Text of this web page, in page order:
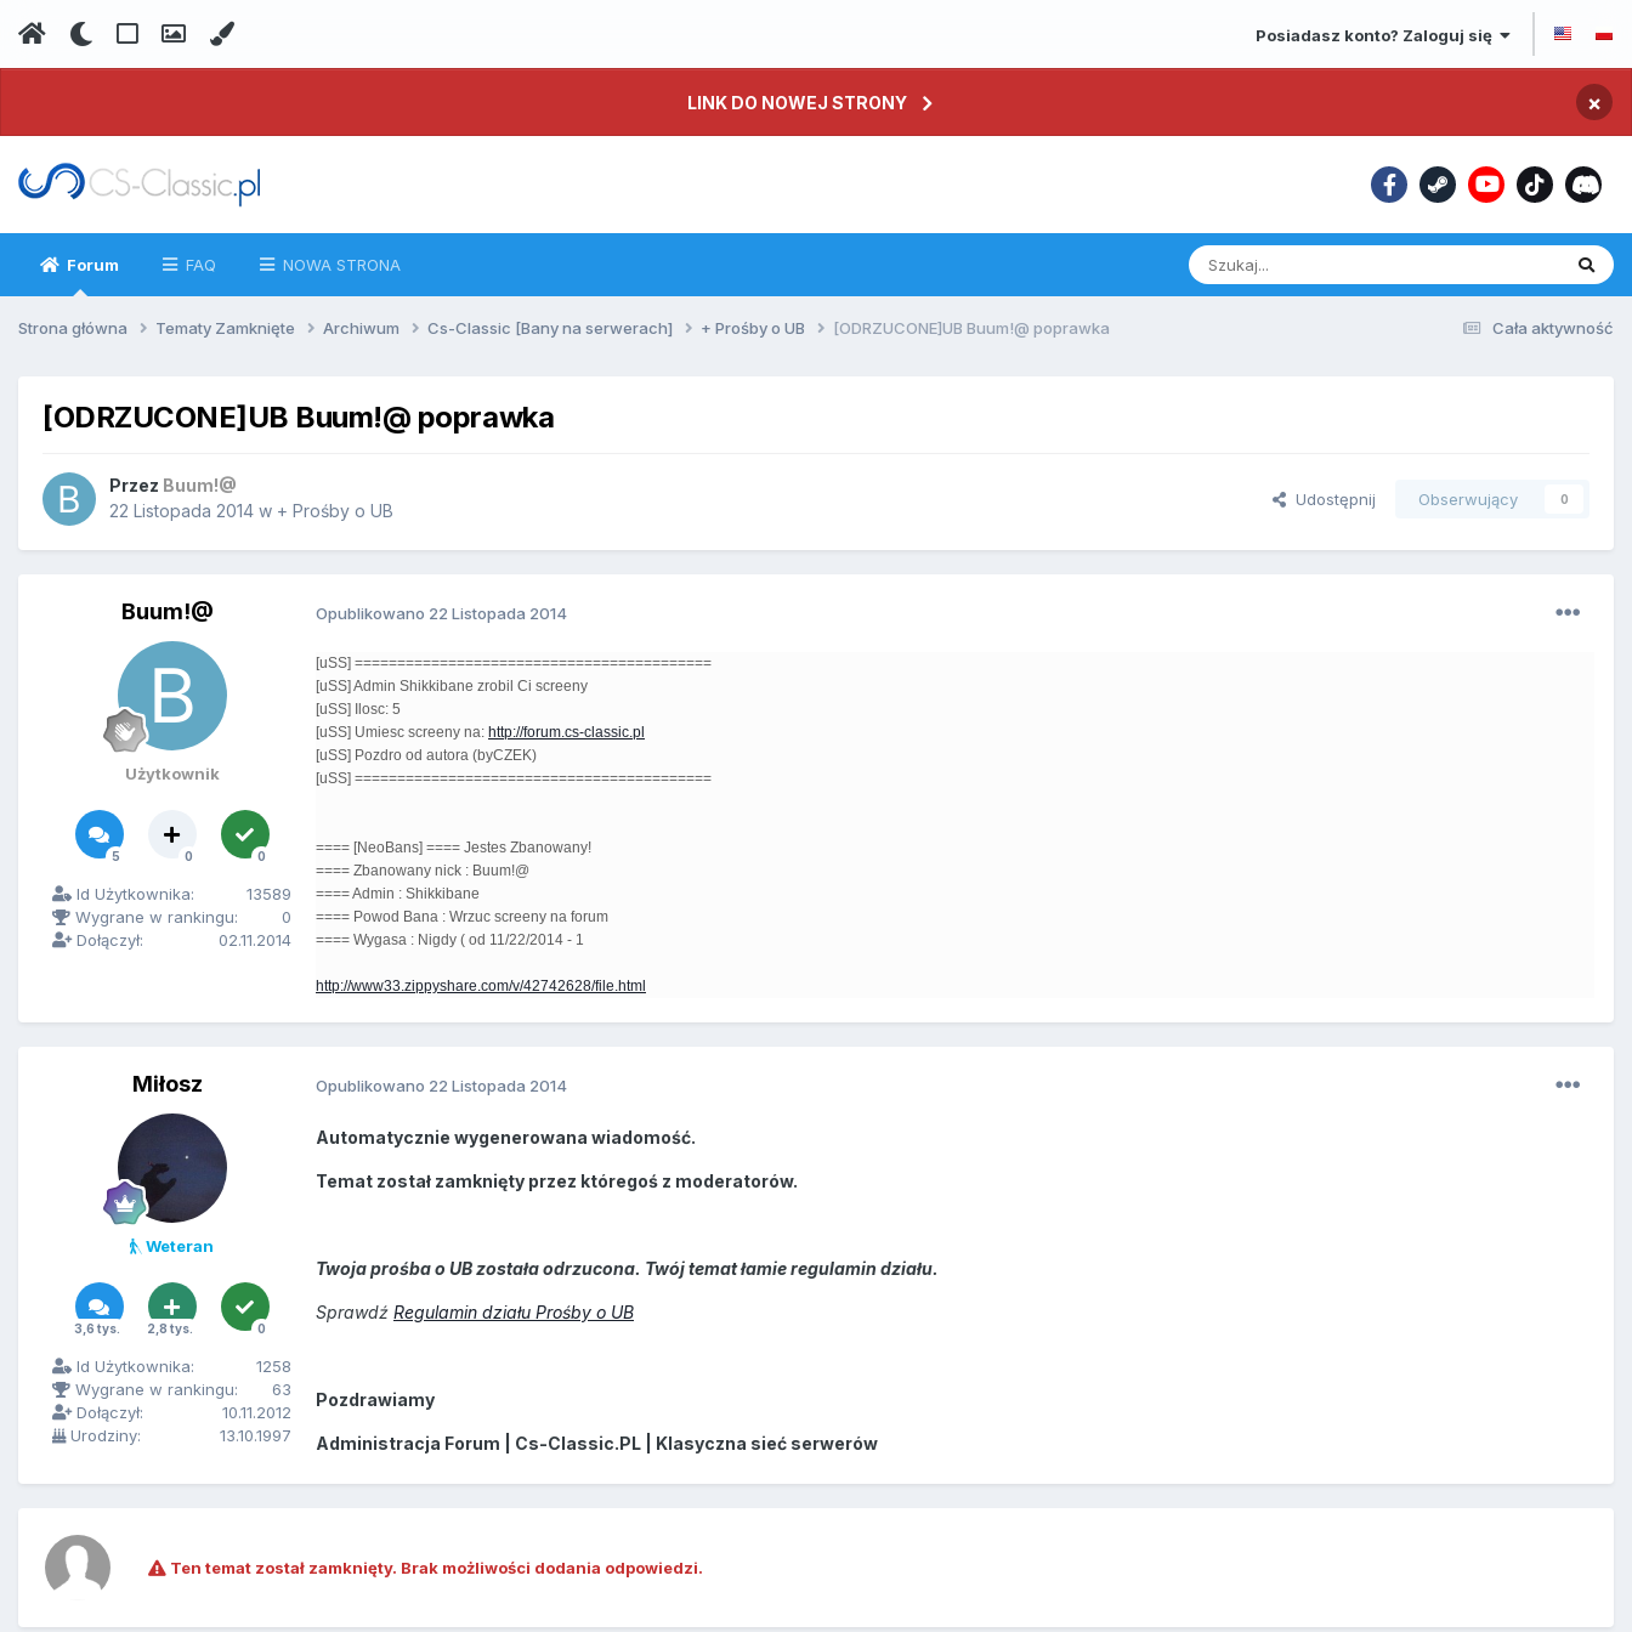
Posiadasz konto? Zaloguj się
LINK DO NOWEJ STRONY ×
Forum FAQ NOWA STRONA
Cała aktywność
Strona główna Tematy Zamknięte Archiwum Cs-Classic [Bany na serwerach] + Prośby o UB [ODRZUCONE]UB Buum!@ poprawka
[ODRZUCONE]UB Buum!@ poprawka
Przez Buum!@
22 Listopada 2014 w + Prośby o UB
Udostępnij Obserwujący 0
Buum!@
Użytkownik
5 0 0
Id Użytkownika:
13589
Wygrane w rankingu:
0
Dołączył:
02.11.2014
Opublikowano 22 Listopada 2014
[uSS] ==========================================
[uSS] Admin Shikkibane zrobil Ci screeny
[uSS] Ilosc: 5
[uSS] Umiesc screeny na: http://forum.cs-classic.pl
[uSS] Pozdro od autora (byCZEK)
[uSS] ==========================================
==== [NeoBans] ==== Jestes Zbanowany!
==== Zbanowany nick : Buum!@
==== Admin : Shikkibane
==== Powod Bana : Wrzuc screeny na forum
==== Wygasa : Nigdy ( od 11/22/2014 - 1
http://www33.zippyshare.com/v/42742628/file.html
Miłosz
Weteran
3,6 tys. 2,8 tys. 0
Id Użytkownika:
1258
Wygrane w rankingu:
63
Dołączył:
10.11.2012
Urodziny:
13.10.1997
Opublikowano 22 Listopada 2014
Automatycznie wygenerowana wiadomość.
Temat został zamknięty przez któregoś z moderatorów.
Twoja prośba o UB została odrzucona. Twój temat łamie regulamin działu.
Sprawdź Regulamin działu Prośby o UB
Pozdrawiamy
Administracja Forum | Cs-Classic.PL | Klasyczna sieć serwerów
Ten temat został zamknięty. Brak możliwości dodania odpowiedzi.